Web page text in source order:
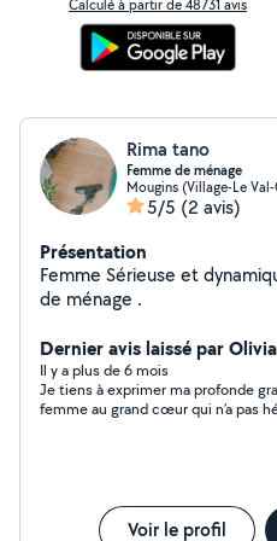
Calculé à partir de 48731 avis
Rima tano
Femme de ménage
Mougins (Village-Le
5/5 (2 avis)
Présentation
Femme Sérieuse et
de ménage .
Dernier avis laissé par
Il y a plus de 6 mois
Je tiens à exprimer ma profonde
femme au grand cœur qui n’a pas
recommande vivement à
fiable et bienveillante. Merci,
Voir le profil